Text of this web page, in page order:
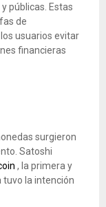
públicas. Estas
de
usuarios evitar
financieras
surgieron
Satoshi
, la primera y
la intención